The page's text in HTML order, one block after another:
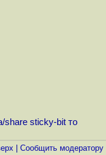
share sticky-bit то
Cообщить модератору